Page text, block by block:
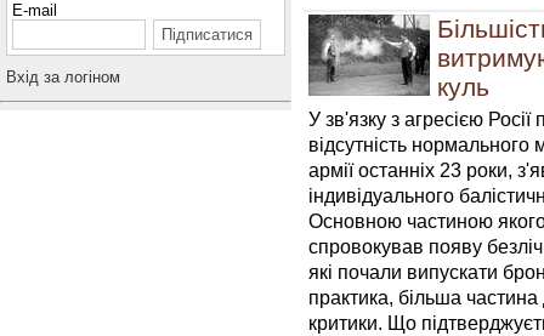
E-mail
Вхiд за логiном
куль
У зв'язку з агресією
відсутність нормального
армії останніх 23 роки,
індивідуального
Основною частиною
спровокував появу
які почали випускати
практика, більша
критики. Що